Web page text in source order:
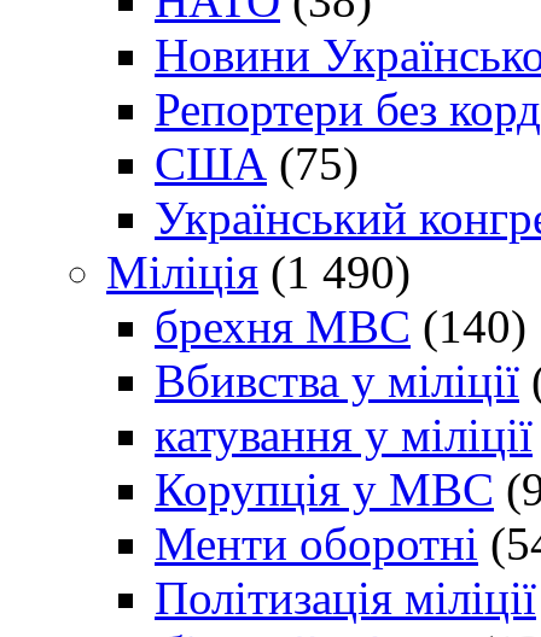
Новини
Репортери без
США (75)
Український
Міліція (1 490)
брехня МВС (140)
Вбивства у міліції
катування у міліції
Корупція у МВС
Менти оборотні
Політизація міліції